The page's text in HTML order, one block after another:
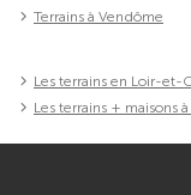
Terrains à Vendôme
Les terrains en Loir-et-
Les terrains + maisons